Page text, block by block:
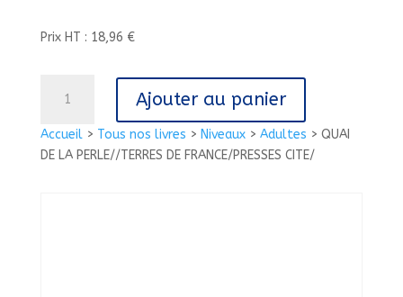
Accueil> Tous nos livres > Niveaux> Adultes > QUAI
DE LA PERLE//TERRES DE FRANCE/PRESSES CITE/
Prix HT : 18,96 €
QUAI
DE
Ajouter au panier